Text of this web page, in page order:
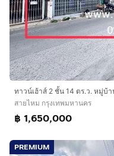
สายไหม กรุงเทพมหานคร
฿ 1,650,000
PREMIUM